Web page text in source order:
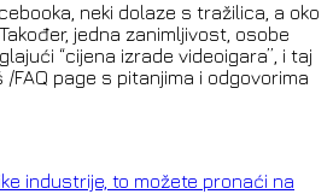
neki dolaze s tražilica, a oko
jedna zanimljivost, osobe
“cijena izrade videoigara”, i taj
FAQ page s pitanjima i odgovorima
industrije, to možete pronaći na